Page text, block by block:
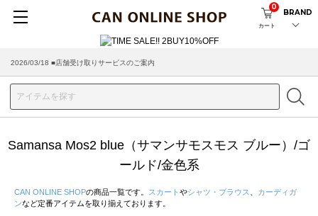
カート
0
BRAND
2026/03/18 ■店舗受け取りサービスのご案内
Samansa Mos2 blue（サマンサモスモス ブルー）/ゴ
ールド/金色系
CAN ONLINE SHOPの商品一覧です。 スカート やシャツ・ブラウス
カーディガ
ンなど定番アイテムを取り揃えております。